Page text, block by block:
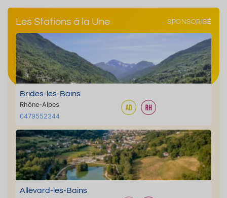
Les Stations à la Une SPONSORISÉ
Brides-les-Bains
Rhône-Alpes
0479552344
Allevard-les-Bains